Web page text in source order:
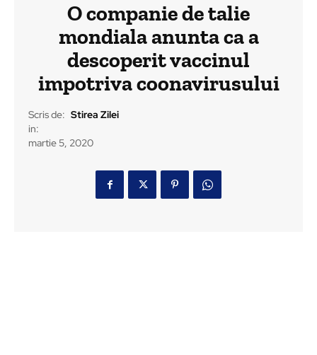
O companie de talie
mondiala anunta ca a
descoperit vaccinul
impotriva coonavirusului
Scris de: Stirea Zilei
in:
martie 5, 2020